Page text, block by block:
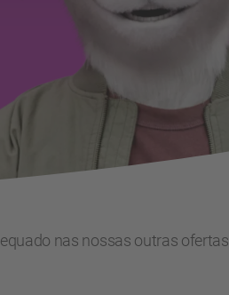
nas nossas outras ofertas.